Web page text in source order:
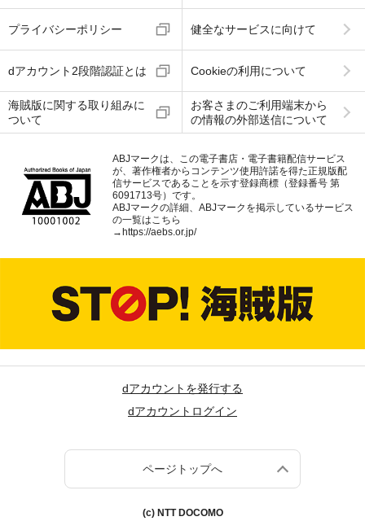
プライバシーポリシー 健全なサービスに向けて
dアカウント2段階認証とは Cookieの利用について
海賊版に関する取り組みに
ついて
お客さまのご利用端末から
の情報の外部送信について
ABJマークは、この電子書店・電子書籍配信サービス
が、著作権者からコンテンツ使用許諾を得た正規版配
信サービスであることを示す登録商標（登録番号 第
6091713号）です。
ABJマークの詳細、ABJマークを掲示しているサービス
の一覧はこちら
→ https://aebs.or.jp/
dアカウントを発行する
dアカウントログイン
ページトップへ
(c) NTT DOCOMO